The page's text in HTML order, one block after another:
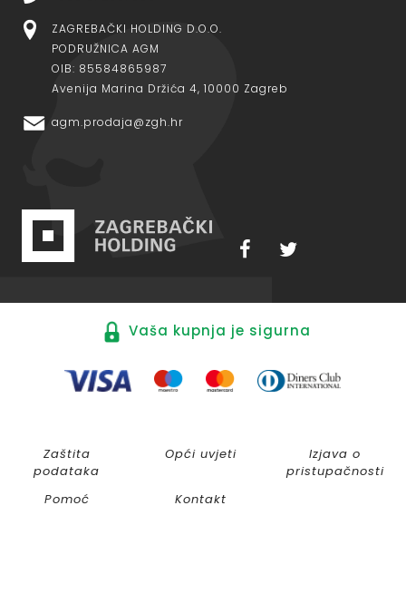
ZAGREBAČKI HOLDING D.O.O.
PODRUŽNICA AGM
OIB: 85584865987
Avenija Marina Držića 4, 10000 Zagreb
agm.prodaja@zgh.hr
Vaša kupnja je sigurna
Zaštita
podataka
Opći uvjeti
Izjava o
pristupačnosti
Pomoć
Kontakt